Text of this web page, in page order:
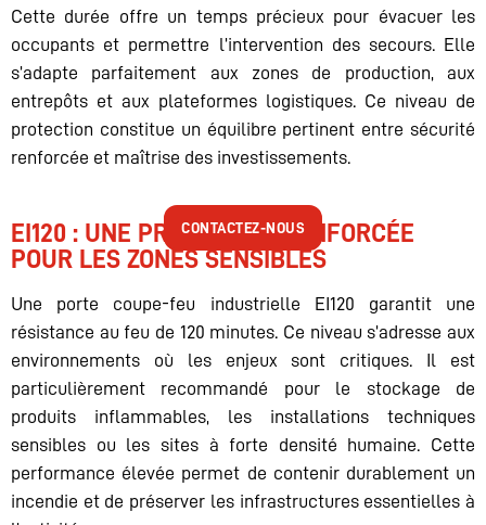
CONTACTEZ-NOUS
Cette durée offre un temps précieux pour évacuer les
occupants et permettre l’intervention des secours. Elle
s’adapte parfaitement aux zones de production, aux
entrepôts et aux plateformes logistiques. Ce niveau de
protection constitue un équilibre pertinent entre sécurité
renforcée et maîtrise des investissements.
EI120 : UNE PROTECTION RENFORCÉE
POUR LES ZONES SENSIBLES
Une porte coupe-feu industrielle EI120 garantit une
résistance au feu de 120 minutes. Ce niveau s’adresse aux
environnements où les enjeux sont critiques. Il est
particulièrement recommandé pour le stockage de
produits inflammables, les installations techniques
sensibles ou les sites à forte densité humaine. Cette
performance élevée permet de contenir durablement un
incendie et de préserver les infrastructures essentielles à